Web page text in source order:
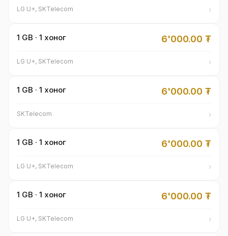
LG U+, SKTelecom ›
1 GB · 1 хоног 6'000.00 ₮
LG U+, SKTelecom ›
1 GB · 1 хоног 6'000.00 ₮
SKTelecom ›
1 GB · 1 хоног 6'000.00 ₮
LG U+, SKTelecom ›
1 GB · 1 хоног 6'000.00 ₮
LG U+, SKTelecom ›